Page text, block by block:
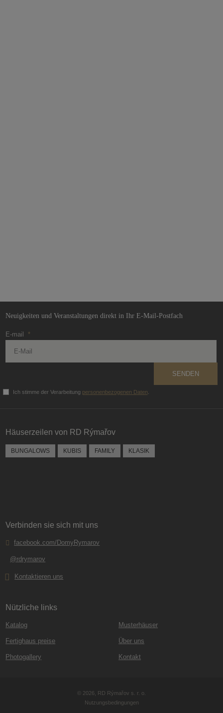
Neuigkeiten und Veranstaltungen direkt in Ihr E-Mail-Postfach
E-mail *
SENDEN
Ich stimme der Verarbeitung personenbezogenen Daten
nicht
gesendet
werden
Häuserzeilen von RD Rýmařov
BUNGALOWS KUBIS FAMILY KLASIK
Verbinden sie sich mit uns
facebook.com/DomyRymarov
@rdrymarov
Kontaktieren uns
Nützliche links
Katalog
Fertighaus preise
Photogallery
Musterhäuser
Über uns
Kontakt
© 2026, RD Rýmařov s. r. o.
Nutzungsbedingungen